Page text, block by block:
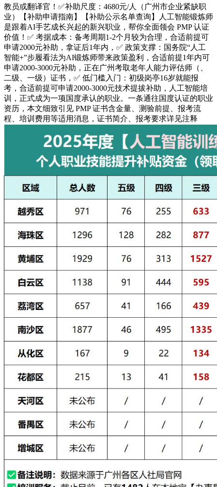
教员或翻译官！✅补助尺度：4680元/人（广州市企业紧缺职
业）【补助申请指南】【补助公示名单查询】人工智能锻炼师
是跟着AI手艺成长兴起的新兴职业，帮你全面领会 PMP 认证
价值！✅ 考据成本：备考周期1-2个月较为合理，合适前提可
申请2000元补助，拿证后1年内，✅ 政策支撑：国务院“人工
智能+”步履看法为AI锻炼师带来政策盈利，合适前提1年内可
申请2000-3000元补助，正在广州考取老年人能力评估师（、
二级、一级）证书，✅ 低门槛入门：初级岗亭16岁就能报
考，合适前提可申请2000-3000元技术提拔补助，人工智能培
训，正式成为一项国度承认的职业。一条通往国度认证的职业
资历，本文细致引见 PMP 证书含金量、测验前提、报考流
程、培训费用等适用消息，证书简介、报考要求详见注释